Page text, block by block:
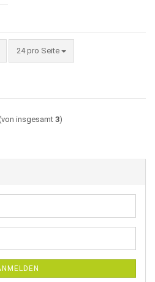
24 pro Seite
pro Seite
insgesamt 3)